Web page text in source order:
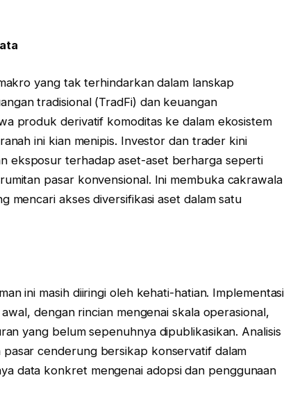
yang tak terhindarkan dalam lanskap
tradisional (TradFi) dan keuangan
produk derivatif komoditas ke dalam ekosistem
ini kian menipis. Investor dan trader kini
eksposur terhadap aset-aset berharga seperti
pasar konvensional. Ini membuka cakrawala
mencari akses diversifikasi aset dalam satu
ini masih diiringi oleh kehati-hatian. Implementasi
dengan rincian mengenai skala operasional,
yang belum sepenuhnya dipublikasikan. Analisis
cenderung bersikap konservatif dalam
data konkret mengenai adopsi dan penggunaan